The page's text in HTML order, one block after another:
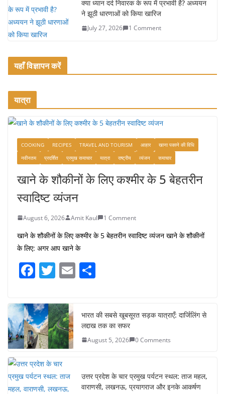
क्या ध्यान दर्द निवारक के रूप में प्रभावी है? अध्ययन
ने झूठी धारणाओं को किया खारिज
July 27, 2026 1 Comment
यहाँ विज्ञापन करें
यात्रा
COOKING RECIPES TRAVEL AND TOURISM आहार
खाना पकाने की विधि
नवीनतम
प्रदर्शित प्रमुख समाचार यात्रा राष्ट्रीय व्यंजन समाचार
खाने के शौकीनों के लिए कश्मीर के 5 बेहतरीन
स्वादिष्ट व्यंजन
August 6, 2026 Amit Kaul 1 Comment
खाने के शौकीनों के लिए कश्मीर के 5 बेहतरीन स्वादिष्ट व्यंजन खाने के शौकीनों
के लिए: अगर आप खाने के
F
c
e
b
o
o
k
T
itt
er
E
e
भारत की सबसे खूबसूरत सड़क यात्राएँ: दार्जिलिंग से
लद्दाख तक का सफर
August 5, 2026 0 Comments
उत्तर प्रदेश के चार प्रमुख पर्यटन स्थल: ताज महल,
वाराणसी, लखनऊ, प्रयागराज और इनके आकर्षण